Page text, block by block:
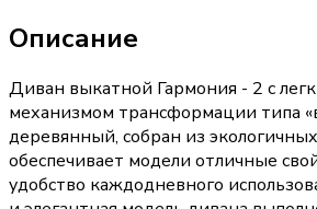
Описание
Диван выкатной Гармония - 2 с
механизмом трансформации типа
деревянный, собран из
обеспечивает модели отличные
удобство каждодневного